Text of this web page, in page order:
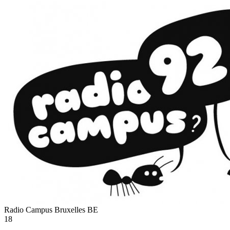
Radio Campus Bruxelles BE
18